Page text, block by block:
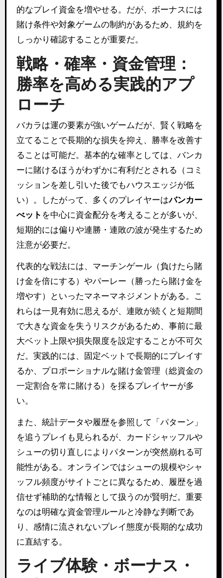
的なプレイ資金を増やせる。だが、ボーナスには
賭け条件や対象ゲームの制約があるため、規約を
しっかり確認することが重要だ。
戦略・確率・資金管理：
勝率を高める実践的アプ
ローチ
バカラは運の要素が強いゲームだが、賢く戦略を
立てることで長期的な損失を抑え、勝率を改善す
ることは可能だ。基本的な確率としては、バンカ
ーに賭けるほうがわずかに有利だとされる（コミ
ッションを差し引いた後でもハウスエッジが低
い）。したがって、多くのプレイヤーはバンカー
べット を中心に資金配分を考えることが多いが、
短期的には偏りや連勝・連敗の波が発生するため
注意が必要だ。
代表的な戦法には、マーチンゲール（負けたら賭
け金を倍にする）やパーレー（勝ったら賭け金を
増やす）といったマネーマネジメントがある。こ
れらは一見有効に思えるが、連敗が続くと短期間
で大きな資金を失うリスクがあるため、事前に最
大ベット上限や損失限度を設定することが不可欠
だ。実践的には、固定ベットで長期的にプレイす
るか、プロポーショナルな賭け金管理（総資金の
一定割合を常に賭ける）を採るプレイヤーが多
い。
また、統計データや履歴を参照して「パターン」
を追うプレイも見られるが、カードシャッフルや
シューの切り直しによりパターンが突然崩れる可
能性がある。オンラインではシューの規模やシャ
ッフル頻度がサイトごとに異なるため、履歴を過
信せず補助的な情報として扱うのが賢明だ。重要
なのは明確な資金管理ルールと冷静な判断であ
り、感情に流されないプレイ態度が長期的な成功
に直結する。
ライブ体験・ボーナス・